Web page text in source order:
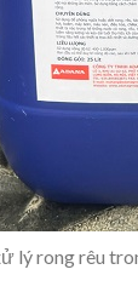
lý rong rêu